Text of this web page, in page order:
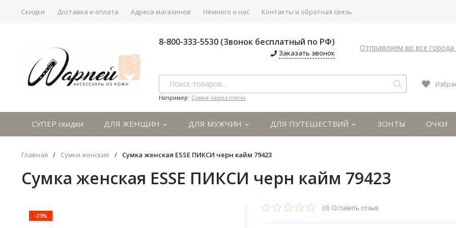
Скидки Доставка и оплата Адреса магазинов Немного о нас Контакты и обратная связь
8-800-333-5530 (Звонок бесплатный по РФ)
Заказать звонок
Отправляем во все города
Например: Сумки через плечо
СУПЕР скидки ДЛЯ ЖЕНЩИН ДЛЯ МУЖЧИН ДЛЯ ПУТЕШЕСТВИЙ ЗОНТЫ ОЧКИ
Главная / Сумки женские / Сумка женская ESSE ПИКСИ черн кайм 79423
Сумка женская ESSE ПИКСИ черн кайм 79423
-23%
(0) Оставить отзыв